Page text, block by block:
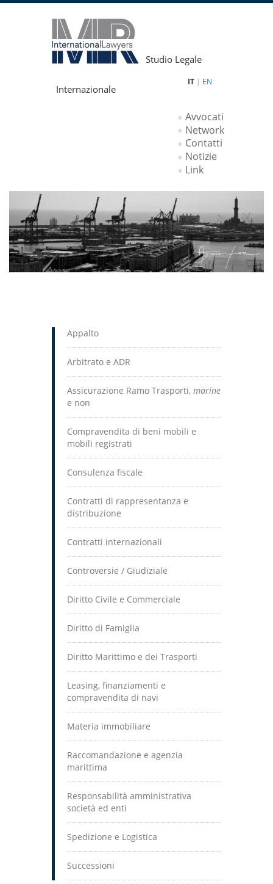
Studio Legale
Internazionale
IT | EN
Avvocati
Network
Contatti
Notizie
Link
Appalto
Arbitrato e ADR
Assicurazione Ramo Trasporti, marine
e non
Compravendita di beni mobili e
mobili registrati
Consulenza fiscale
Contratti di rappresentanza e
distribuzione
Contratti internazionali
Controversie / Giudiziale
Diritto Civile e Commerciale
Diritto di Famiglia
Diritto Marittimo e dei Trasporti
Leasing, finanziamenti e
compravendita di navi
Materia immobiliare
Raccomandazione e agenzia
marittima
Responsabilità amministrativa
società ed enti
Spedizione e Logistica
Successioni